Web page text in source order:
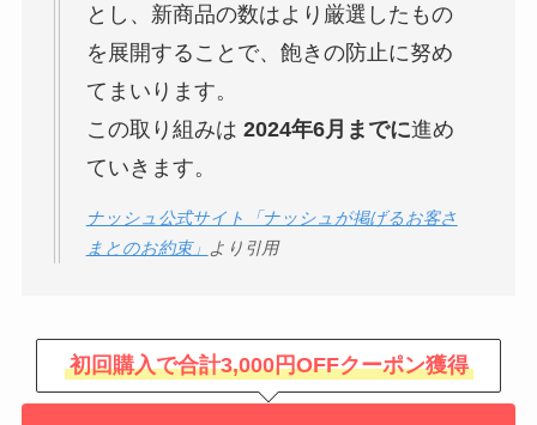
とし、新商品の数はより厳選したもの
を展開することで、飽きの防止に努め
てまいります。
この取り組みは 2024年6月までに進め
ていきます。
ナッシュ公式サイト「ナッシュが掲げるお客さ
まとのお約束」 より引用
初回購入で合計3,000円OFFクーポン獲得